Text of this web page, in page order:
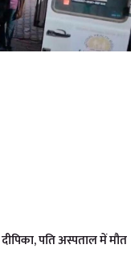
पति अस्पताल में मौत